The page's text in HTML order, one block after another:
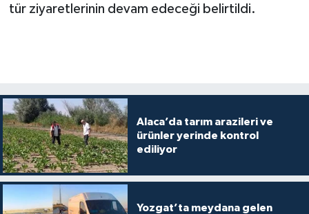
tür ziyaretlerinin devam edeceği belirtildi.
Alaca’da tarım arazileri ve
ürünler yerinde kontrol
ediliyor
Yozgat’ta meydana gelen